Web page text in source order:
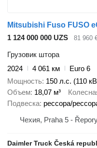
Mitsubishi Fuso FUSO
1 124 000 000 UZS
81 960
Грузовик штора
2024
4 061 км
Euro 6
Мощность 150 л.с. (110
Объем 18,07 м³
Подвеска рессора/
Чехия, Praha 5 -
Daimler Truck Česká